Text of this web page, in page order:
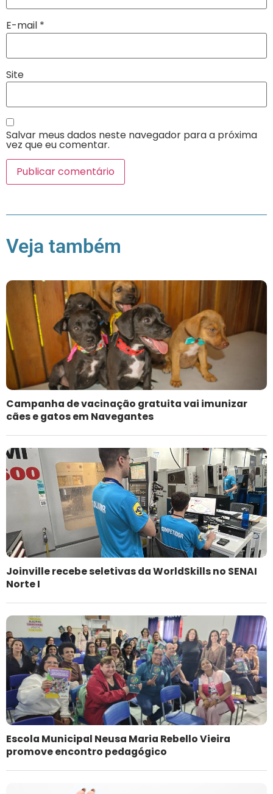
E-mail *
Site
Salvar meus dados neste navegador para a próxima
vez que eu comentar.
Veja também
Campanha de vacinação gratuita vai imunizar
cães e gatos em Navegantes
Joinville recebe seletivas da WorldSkills no SENAI
Norte I
Escola Municipal Neusa Maria Rebello Vieira
promove encontro pedagógico